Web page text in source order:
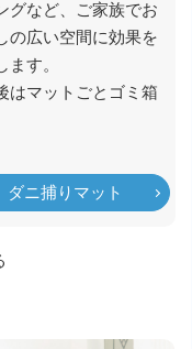
グなど、ご家族でお
の広い空間に効果を
ます。
はマットごとゴミ箱
ダニ捕りマット